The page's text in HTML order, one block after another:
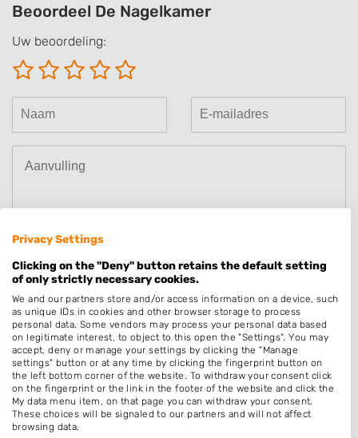
Beoordeel De Nagelkamer
Uw beoordeling:
Hierbij bevestig ik dat de review is gebaseerd op mijn
eigen ervaring en ik heb geen vergoeding en/of
andere giften, direct dan wel indirect, heb ontvangen
van een persoon dan wel derden, om dit bedrijf te
beoordelen. Op het schrijven van een beoordeling
zijn de Algemene Voorwaardenvan "Fanatic B.V." van
overeenkomstige toepassing.
Privacy Settings
Clicking on the "Deny" button retains the default setting
of only strictly necessary cookies.
We and our partners store and/or access information on a device, such
as unique IDs in cookies and other browser storage to process
personal data. Some vendors may process your personal data based
on legitimate interest, to object to this open the "Settings". You may
accept, deny or manage your settings by clicking the "Manage
settings" button or at any time by clicking the fingerprint button on
the left bottom corner of the website. To withdraw your consent click
on the fingerprint or the link in the footer of the website and click the
My data menu item, on that page you can withdraw your consent.
These choices will be signaled to our partners and will not affect
browsing data.